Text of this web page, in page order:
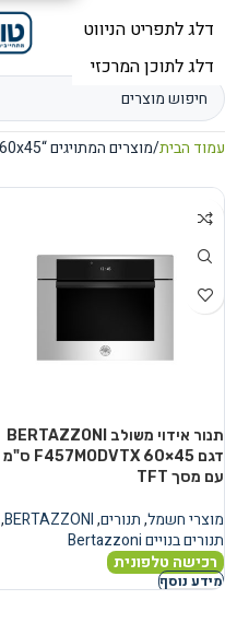
תפריט
עמוד הבית מוצרים המתויגים “60x45”
תנור אידוי משולב BERTAZZONI
דגם F457MODVTX 60×45 ס"מ
עם מסך TFT
מוצרי חשמל,תנורים,
BERTAZZONI
,
תנורים בנויים Bertazzoni
רכישה טלפונית
מידע נוסף